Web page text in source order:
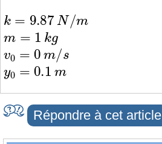
k 9.87 N/ m
m
k g
v0 m/s
y0 0.1 m
Répondre à cet article